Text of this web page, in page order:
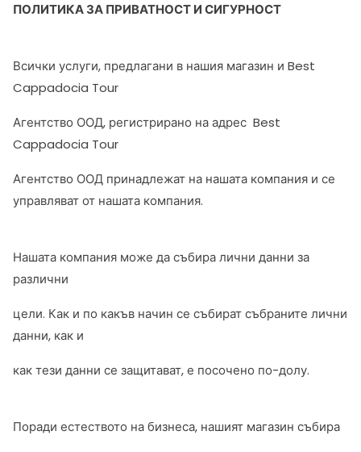
ПОЛИТИКА ЗА ПРИВАТНОСТ И СИГУРНОСТ
Всички услуги, предлагани в нашия магазин и Best
Cappadocia Tour
Агентство ООД, регистрирано на адрес Best
Cappadocia Tour
Агентство ООД принадлежат на нашата компания и се
управляват от нашата компания.
Нашата компания може да събира лични данни за
различни
цели. Как и по какъв начин се събират събраните лични
данни, как и
как тези данни се защитават, е посочено по-долу.
Поради естеството на бизнеса, нашият магазин събира